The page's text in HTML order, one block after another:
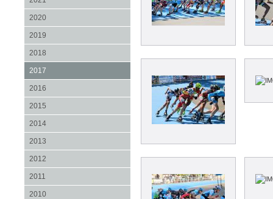
2020
2019
2018
2017
2016
2015
2014
2013
2012
2011
2010